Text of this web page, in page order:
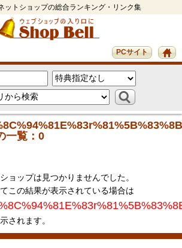
ットショップの総合ランキング・リンク集
PCサイト
一覧：0
ョップは見つかりませんでした。
この結果が表示されている場合は
されます。